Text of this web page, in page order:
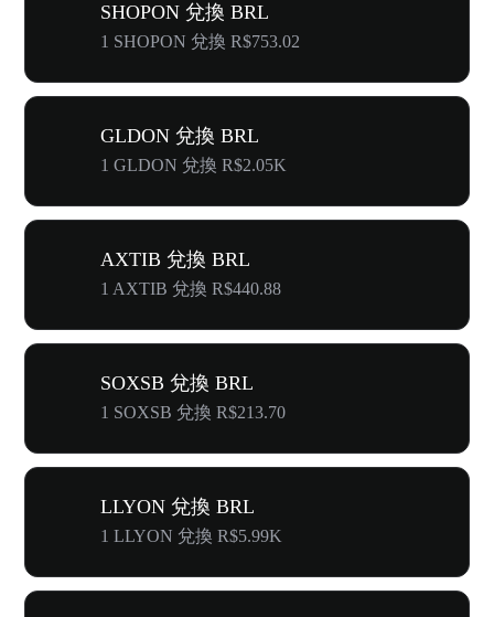
SHOPON 兌換 BRL
1 SHOPON 兌換 R$753.02
GLDON 兌換 BRL
1 GLDON 兌換 R$2.05K
AXTIB 兌換 BRL
1 AXTIB 兌換 R$440.88
SOXSB 兌換 BRL
1 SOXSB 兌換 R$213.70
LLYON 兌換 BRL
1 LLYON 兌換 R$5.99K